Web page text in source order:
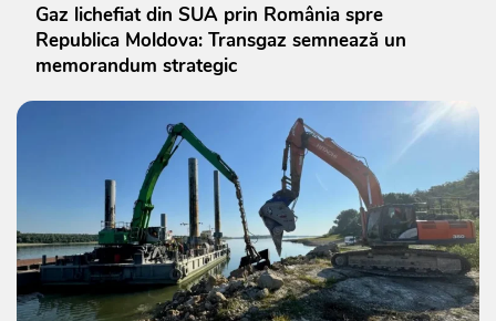
Gaz lichefiat din SUA prin România spre
Republica Moldova: Transgaz semnează un
memorandum strategic